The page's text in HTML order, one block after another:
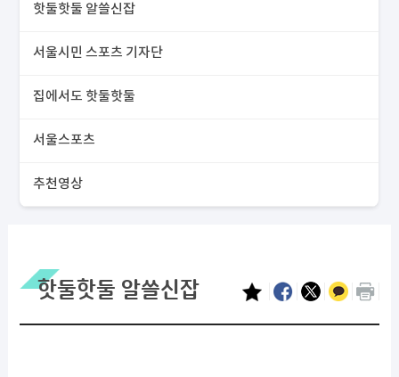
핫둘핫둘 알쓸신잡
서울시민 스포츠 기자단
집에서도 핫둘핫둘
서울스포츠
추천영상
핫둘핫둘 알쓸신잡